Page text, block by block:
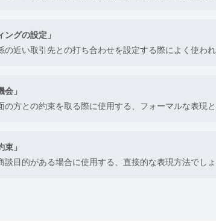
ングの設定」
の近い取引先との打ち合わせを設定する際によく使われ
会」
の方との約束を取る際に使用する、フォーマルな表現と
束」
談目的がある場合に使用する、直接的な表現方法でしょ